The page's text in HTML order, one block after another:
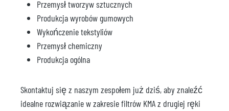
Przemysł tworzyw sztucznych
Produkcja wyrobów gumowych
Wykończenie tekstyliów
Przemysł chemiczny
Produkcja ogólna
Skontaktuj się z naszym zespołem już dziś, aby znaleźć
idealne rozwiązanie w zakresie filtrów KMA z drugiej ręki